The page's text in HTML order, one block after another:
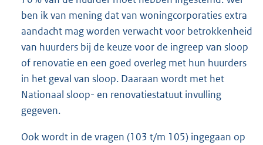
ben ik van mening dat van woningcorporaties extra
aandacht mag worden verwacht voor betrokkenheid
van huurders bij de keuze voor de ingreep van sloop
of renovatie en een goed overleg met hun huurders
in het geval van sloop. Daaraan wordt met het
Nationaal sloop- en renovatiestatuut invulling
gegeven.
Ook wordt in de vragen (103 t/m 105) ingegaan op